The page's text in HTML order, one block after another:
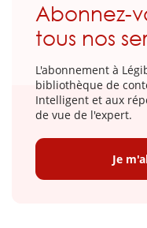
Abonnez-
tous nos
L'abonnement à
bibliothèque de
Intelligent et aux
de vue de l'expert.
Je